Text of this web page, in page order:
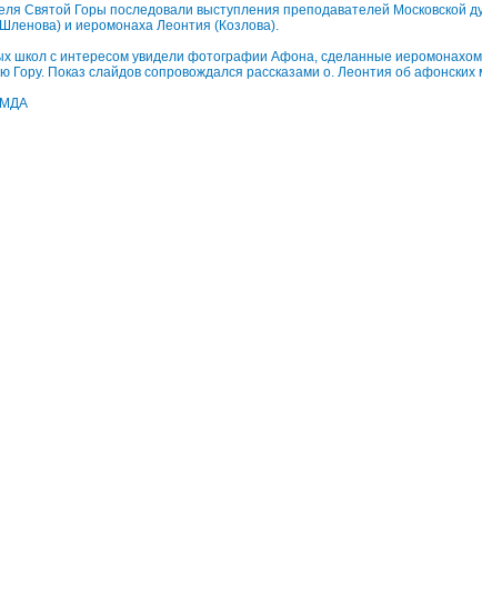
Святой Горы последовали выступления преподавателей Московской
и иеромонаха Леонтия (Козлова).
школ с интересом увидели фотографии Афона, сделанные
Гору. Показ слайдов сопровождался рассказами о. Леонтия об афонских
МДА